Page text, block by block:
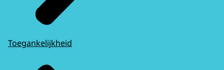
Toegankelijkheid